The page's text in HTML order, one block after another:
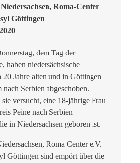
Roma-Center
Göttingen
dem Tag der
haben niedersächsische
20 Jahre alten und in Göttingen
nach Serbien abgeschoben.
versucht, eine 18-jährige Frau
Peine nach Serbien
in Niedersachsen geboren ist.
Roma Center e.V.
Göttingen sind empört über die